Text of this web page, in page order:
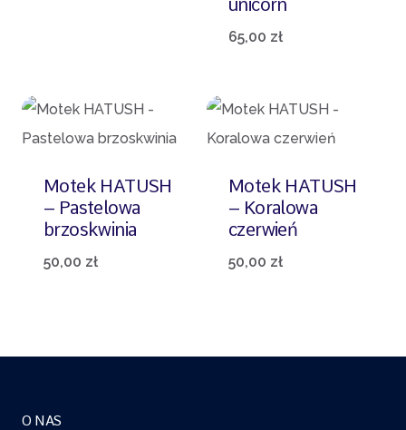
unicorn
65,00 zł
Motek HATUSH
– Pastelowa
brzoskwinia
50,00 zł
Motek HATUSH
– Koralowa
czerwień
50,00 zł
O NAS